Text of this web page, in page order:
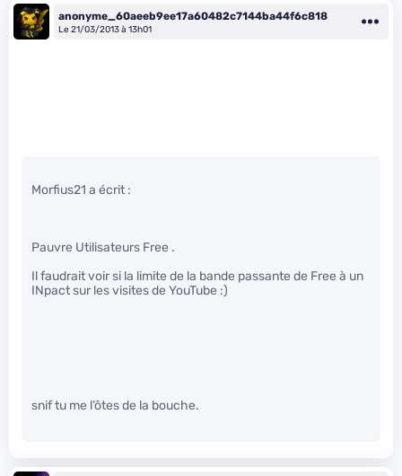
anonyme_60aeeb9ee17a60482c7144ba44f6c818
Le 21/03/2013 à 13h01
Morfius21 a écrit :
Pauvre Utilisateurs Free .
Il faudrait voir si la limite de la bande passante de Free à un
INpact sur les visites de YouTube :)
snif tu me l’ôtes de la bouche.